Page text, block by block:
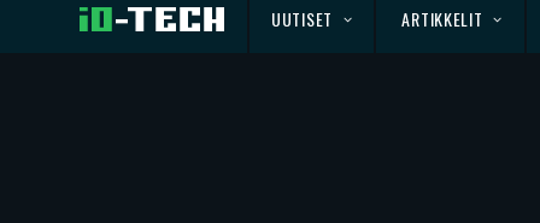
UUTISET ARTIKKELIT